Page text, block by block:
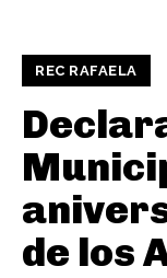
REC RAFAELA
de los